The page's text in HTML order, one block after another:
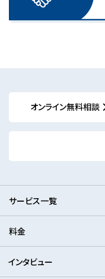
オンライン無料相談
サービス一覧
料金
インタビュー